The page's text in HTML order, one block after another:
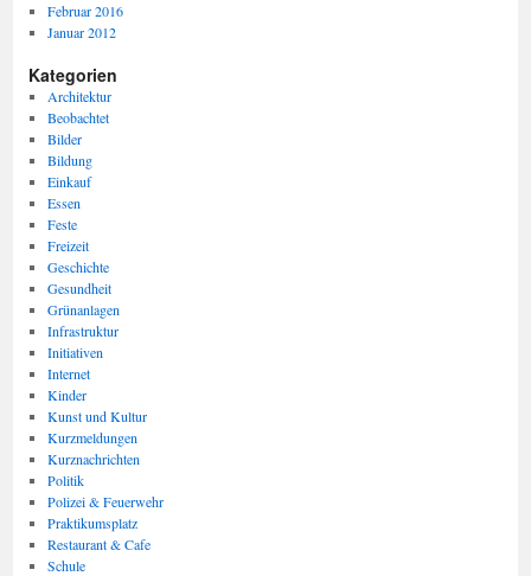
Februar 2016
Januar 2012
Kategorien
Architektur
Beobachtet
Bilder
Bildung
Einkauf
Essen
Feste
Freizeit
Geschichte
Gesundheit
Grünanlagen
Infrastruktur
Initiativen
Internet
Kinder
Kunst und Kultur
Kurzmeldungen
Kurznachrichten
Politik
Polizei & Feuerwehr
Praktikumsplatz
Restaurant & Cafe
Schule